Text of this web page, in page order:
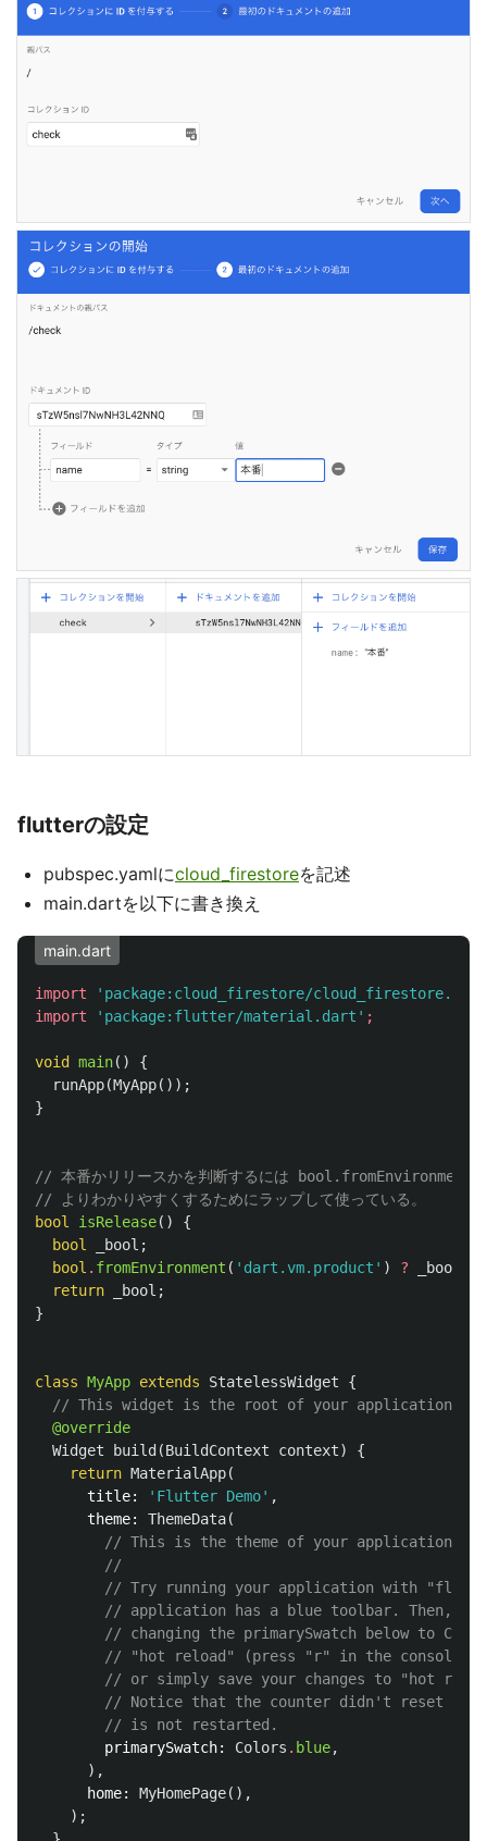
flutterの設定
pubspec.yamlにcloud_firestoreを記述
main.dartを以下に書き換え
main.dart
import
'package:cloud_firestore/
import
'package:flutter/material.dart' ;
void main()
{
runApp(MyApp());
}
// 本番かリリースかを判断するには
// よりわかりやすくするためにラップして使っている。
bool
isRelease()
{
bool
_bool ;
bool . fromEnvironment ( 'dart.vm.product' ) ? _bool
return
_bool ;
}
class MyApp extends StatelessWidget
{
// This widget is the root of your application.
@override
Widget
build (BuildContext context)
{
return MaterialApp(
title:
'Flutter Demo' ,
theme:
ThemeData(
// This is the theme of your application.
//
// Try running your application with
// application has a blue toolbar. Then,
// changing the primarySwatch below to
// "hot reload" (press "r" in the console
// or simply save your changes to "hot
// Notice that the counter didn't reset
// is not restarted.
primarySwatch:
Colors . blue,
),
home:
MyHomePage(),
);